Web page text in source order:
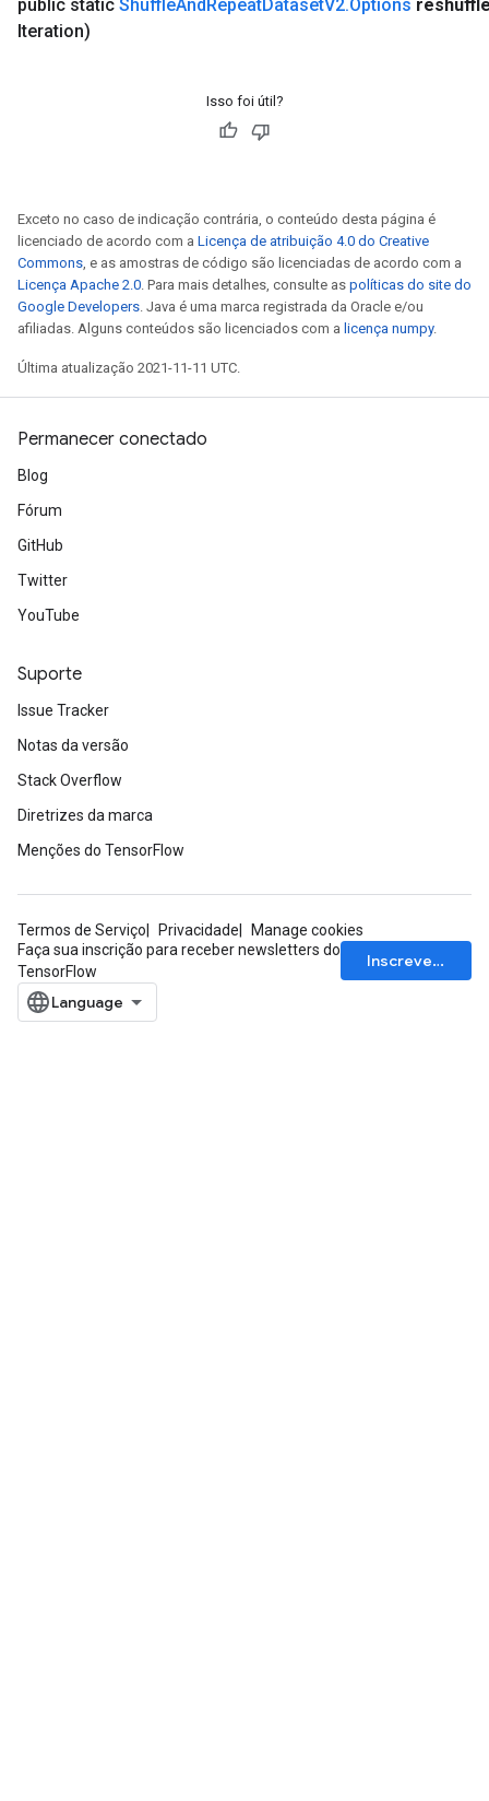
public static ShuffleAnd RepeatDatasetV2.Options
Iteration)
Isso foi útil?
Exceto no caso de indicação contrária, o conteúdo desta página é
licenciado de acordo com a Licença de atribuição 4.0 do Creative
Commons, e as amostras de código são licenciadas de acordo com a
Licença Apache 2.0. Para mais detalhes, consulte as políticas do site do
Google Developers. Java é uma marca registrada da Oracle e/ou
afiliadas. Alguns conteúdos são licenciados com a licença numpy.
Última atualização 2021-11-11 UTC.
Permanecer conectado
Blog
Fórum
GitHub
Twitter
YouTube
Suporte
Issue Tracker
Notas da versão
Stack Overflow
Diretrizes da marca
Menções do TensorFlow
Termos de Serviço Privacidade
Manage cookies
Faça sua inscrição para receber newsletters do
TensorFlow
Inscrever-se